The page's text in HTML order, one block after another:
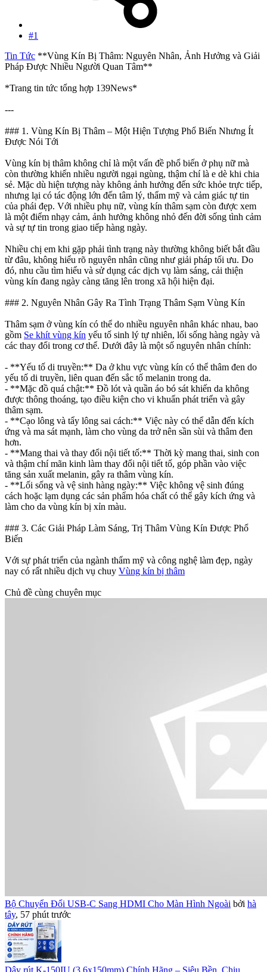
#1
Tin Tức **Vùng Kín Bị Thâm: Nguyên Nhân, Ảnh Hưởng và Giải
Pháp Được Nhiều Người Quan Tâm**
*Trang tin tức tổng hợp 139News*
---
### 1. Vùng Kín Bị Thâm – Một Hiện Tượng Phổ Biến Nhưng Ít
Được Nói Tới
Vùng kín bị thâm không chỉ là một vấn đề phổ biến ở phụ nữ mà
còn thường khiến nhiều người ngại ngùng, thậm chí là e dè khi chia
sẻ. Mặc dù hiện tượng này không ảnh hưởng đến sức khỏe trực tiếp,
nhưng lại có tác động lớn đến tâm lý, thẩm mỹ và cảm giác tự tin
của phái đẹp. Với nhiều phụ nữ, vùng kín thâm sạm còn được xem
là một điểm nhạy cảm, ảnh hưởng không nhỏ đến đời sống tình cảm
và sự tự tin trong giao tiếp hàng ngày.
Nhiều chị em khi gặp phải tình trạng này thường không biết bắt đầu
từ đâu, không hiểu rõ nguyên nhân cũng như giải pháp tối ưu. Do
đó, nhu cầu tìm hiểu và sử dụng các dịch vụ làm sáng, cải thiện
vùng kín đang ngày càng tăng lên trong xã hội hiện đại.
### 2. Nguyên Nhân Gây Ra Tình Trạng Thâm Sạm Vùng Kín
Thâm sạm ở vùng kín có thể do nhiều nguyên nhân khác nhau, bao
gồm Se khít vùng kín yếu tố sinh lý tự nhiên, lối sống hàng ngày và
các thay đổi trong cơ thể. Dưới đây là một số nguyên nhân chính:
- **Yếu tố di truyền:** Da ở khu vực vùng kín có thể thâm đen do
yếu tố di truyền, liên quan đến sắc tố melanin trong da.
- **Mặc đồ quá chật:** Đồ lót và quần áo bó sát khiến da không
được thông thoáng, tạo điều kiện cho vi khuẩn phát triển và gây
thâm sạm.
- **Cạo lông và tẩy lông sai cách:** Việc này có thể dẫn đến kích
ứng và ma sát mạnh, làm cho vùng da trở nên sần sùi và thâm đen
hơn.
- **Mang thai và thay đổi nội tiết tố:** Thời kỳ mang thai, sinh con
và thậm chí mãn kinh làm thay đổi nội tiết tố, góp phần vào việc
tăng sản xuất melanin, gây ra thâm vùng kín.
- **Lối sống và vệ sinh hàng ngày:** Việc không vệ sinh đúng
cách hoặc lạm dụng các sản phẩm hóa chất có thể gây kích ứng và
làm cho da vùng kín bị xỉn màu.
### 3. Các Giải Pháp Làm Sáng, Trị Thâm Vùng Kín Được Phổ
Biến
Với sự phát triển của ngành thẩm mỹ và công nghệ làm đẹp, ngày
nay có rất nhiều dịch vụ chuy Vùng kín bị thâm
Chủ đề cùng chuyên mục
Bộ Chuyển Đổi USB-C Sang HDMI Cho Màn Hình Ngoài bởi hà
tây, 57 phút trước